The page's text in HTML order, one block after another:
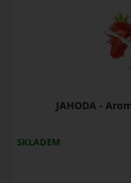
JAHODA -
SKLADEM